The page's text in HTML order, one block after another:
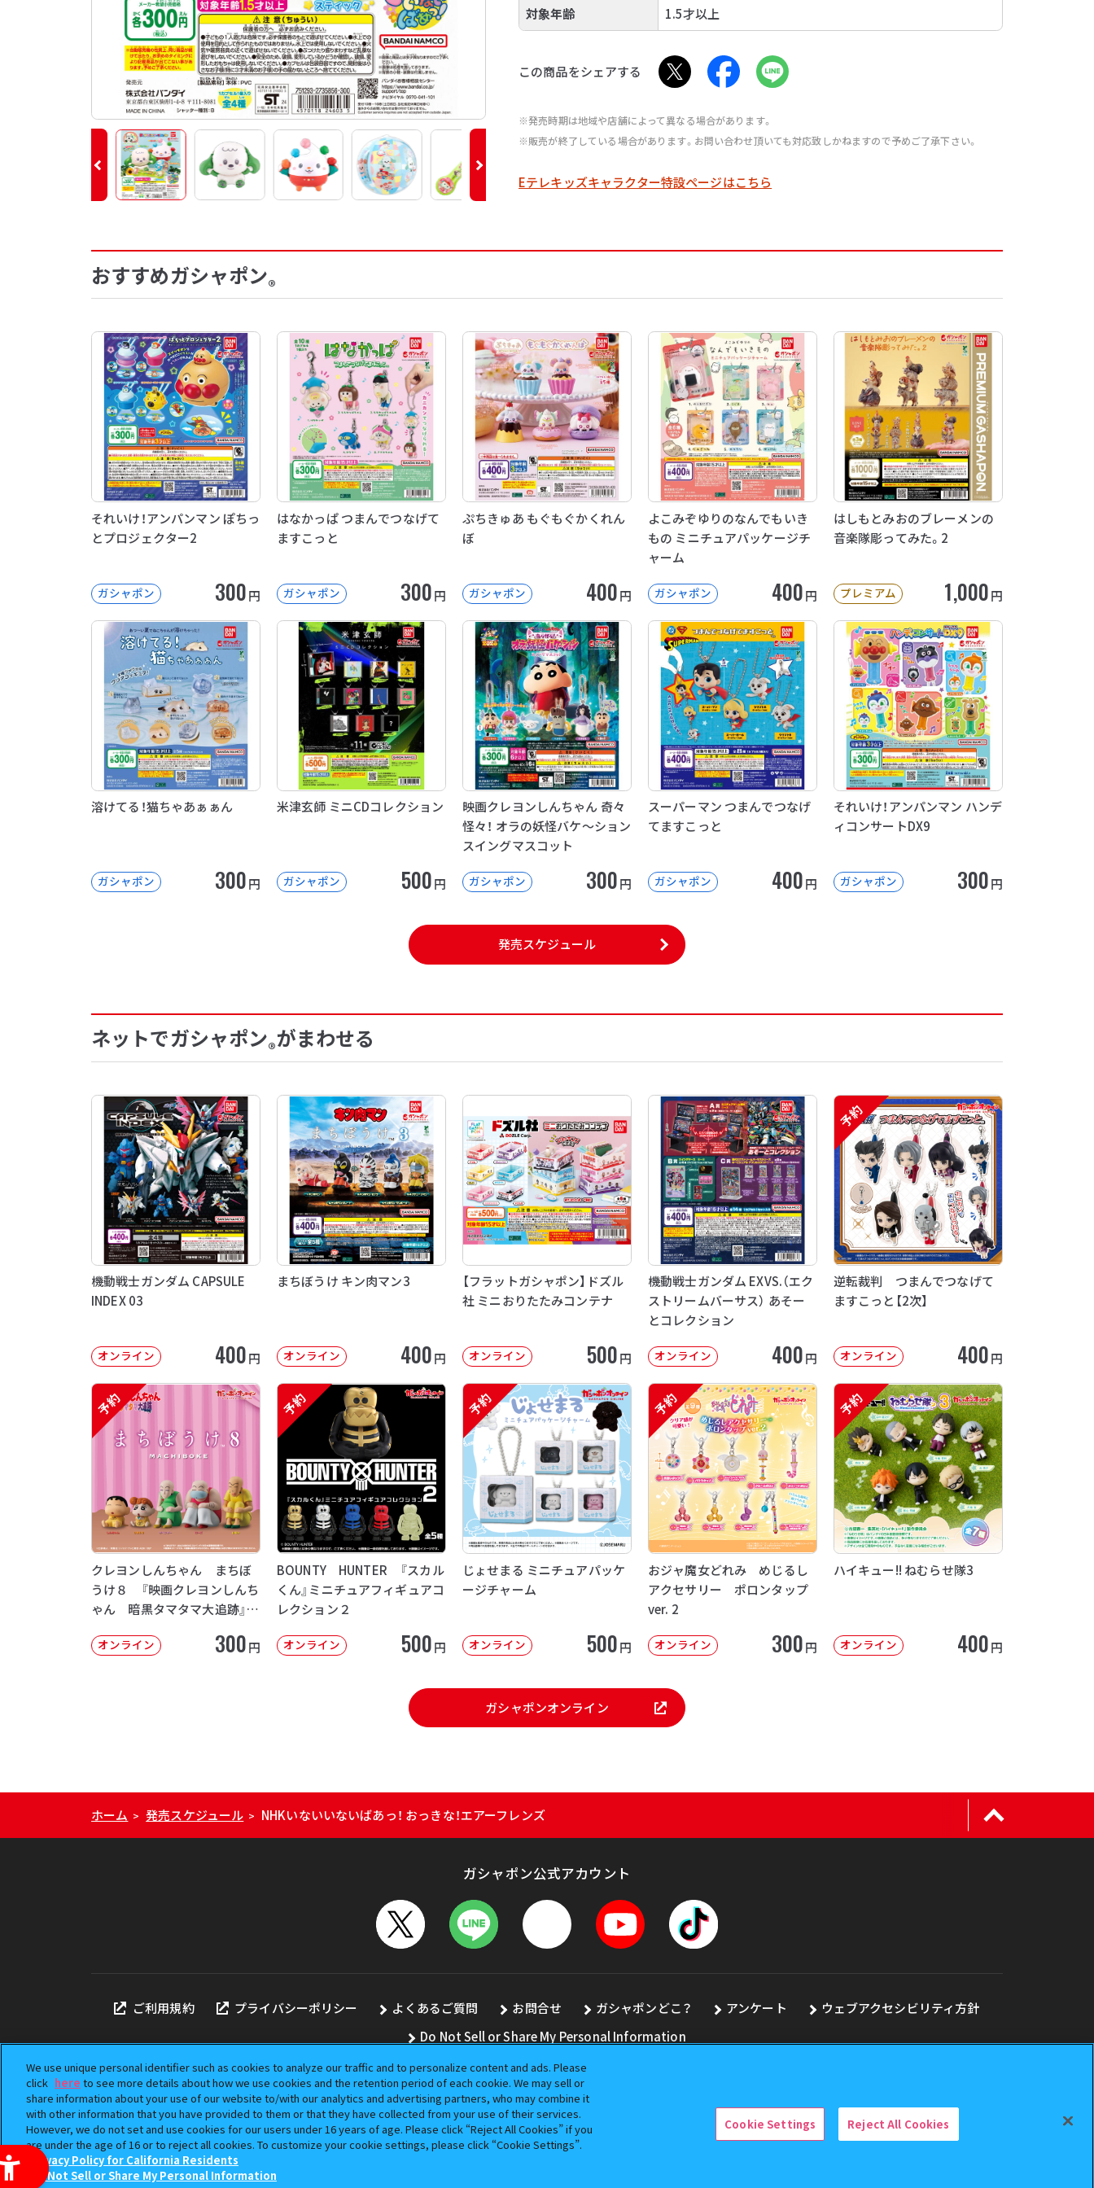
対象年齢 1.5才以上
この商品をシェアする
※発売時期は地域や店舗によって異なる場合があります。
※販売が終了している場合があります。お問い合わせ頂いても対応致しかねますので予めご了承下さい。
Eテレキッズキャラクター特設ページはこちら
おすすめガシャポン®
それいけ！アンパンマン ぽちっ
とプロジェクター2
ガシャポン 300円
はなかっぱ つまんでつなげて
ますこっと
ガシャポン 300円
ぷちきゅあ もぐもぐかくれん
ぼ
ガシャポン 400円
よこみぞゆりのなんでもいき
もの ミニチュアパッケージチ
ャーム
ガシャポン 400円
はしもとみおのブレーメンの
音楽隊彫ってみた。2
プレミアム 1,000円
溶けてる！猫ちゃあぁぁん
ガシャポン 300円
米津玄師 ミニCDコレクション
ガシャポン 500円
映画クレヨンしんちゃん 奇々
怪々！ オラの妖怪バケ～ション
スイングマスコット
ガシャポン 300円
スーパーマン つまんでつなげ
てますこっと
ガシャポン 400円
それいけ！アンパンマン ハンデ
ィコンサートDX9
ガシャポン 300円
発売スケジュール
ネットでガシャポン®がまわせる
機動戦士ガンダム CAPSULE
INDEX 03
オンライン 400円
まちぼうけ キン肉マン3
オンライン 400円
【フラットガシャポン】ドズル
社 ミニおりたたみコンテナ
オンライン 500円
機動戦士ガンダム EXVS.（エク
ストリームバーサス） あそー
とコレクション
オンライン 400円
予約
逆転裁判 つまんでつなげて
ますこっと【2次】
オンライン 400円
予約
クレヨンしんちゃん まちぼ
うけ８ 『映画クレヨンしんち
ゃん 暗黒タマタマ大追跡』
オンライン 300円
予約
BOUNTY HUNTER 『スカル
くん』ミニチュアフィギュアコ
レクション２
オンライン 500円
予約
じょせまる ミニチュアパッケ
ージチャーム
オンライン 500円
予約
おジャ魔女どれみ めじるし
アクセサリー ポロンタップ
ver. 2
オンライン 300円
予約
ハイキュー!! ねむらせ隊3
オンライン 400円
ガシャポンオンライン
ホーム > 発売スケジュール > NHKいないいないばあっ！ おっきな！エアーフレンズ
ガシャポン公式アカウント
ご利用規約 プライバシーポリシー よくあるご質問 お問合せ ガシャポンどこ？ アンケート
ウェブアクセシビリティ方針
Do Not Sell or Share My Personal Information
本サイトに掲載されている全ての画像、文章、データの無断転用、転載をお断りします。
「ガシャポン」は株式会社バンダイの登録商標です。
©BANDAI
We use unique personal identifier such as cookies to analyze our traffic and to personalize content and ads. Please
click here to see more details about how we use cookies and the retention period of each cookie. We may sell or
share information about your use of our website to/with our analytics and advertising partners, who may combine it
with other information that you have provided to them or that they have collected from your use of their services.
However, we do not set and use cookies for our users under 16 years of age. Please click “Reject All Cookies” if you
are under the age of 16 or to reject all cookies. To customize your cookie settings, please click “Cookie Settings”.
Privacy Policy for California Residents
Do Not Sell or Share My Personal Information
Cookie Settings Reject All Cookies